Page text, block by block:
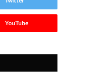
YouTube